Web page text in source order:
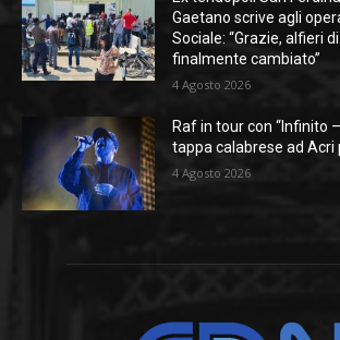
Gaetano scrive agli
Sociale: “Grazie, alfieri
finalmente cambiato”
4 Agosto 2026
Raf in tour con “Infinito
tappa calabrese ad Acri
4 Agosto 2026